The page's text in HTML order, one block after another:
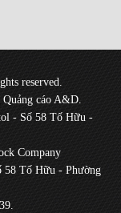
reserved.
Quảng cáo A&D.
- Số 58 Tố Hữu -
Company
58 Tố Hữu - Phường